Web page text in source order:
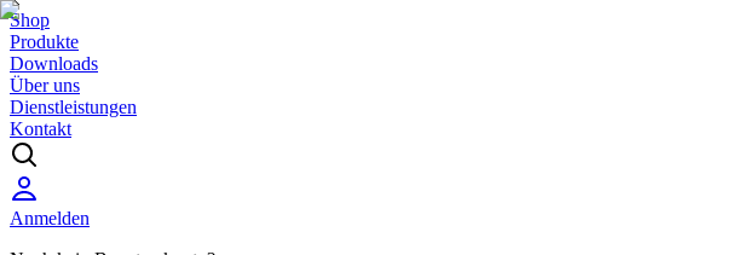
Shop
Produkte
Downloads
Über uns
Dienstleistungen
Kontakt
Anmelden